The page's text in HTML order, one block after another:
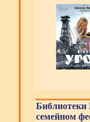
Библиотеки
семейном